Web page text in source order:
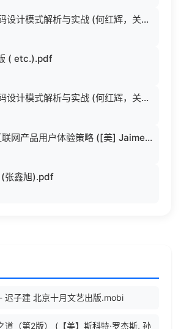
Android源码设计模式解析与实战 (何红辉，关爱民著, 何红辉, 关爱民著, 何红辉, 关爱民).pdf
( etc.).pdf
Android源码设计模式解析与实战 (何红辉，关爱民著, 何红辉, 关爱民著, 何红辉, 关爱民).pdf
决胜UX：互联网产品用户体验策略 ([美] Jaime Levy [[美] Jaime Levy]).epub
张鑫旭).pdf
迟子建 北京十月文艺出版.mobi
道（第2版） (【美】斯科特·罗杰斯, 孙